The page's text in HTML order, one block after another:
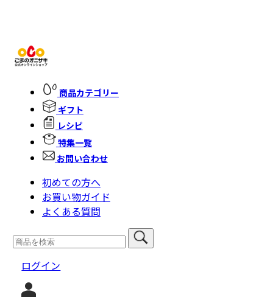
商品カテゴリー
ギフト
レシピ
特集一覧
お問い合わせ
初めての方へ
お買い物ガイド
よくある質問
ログイン